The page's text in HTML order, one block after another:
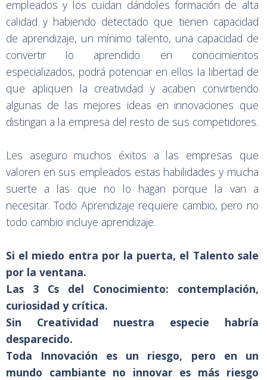
empleados y los cuidan dándoles formación de alta
calidad y habiendo detectado que tienen capacidad
de aprendizaje, un mínimo talento, una capacidad de
convertir lo aprendido en conocimientos
especializados, podrá potenciar en ellos la libertad de
que apliquen la creatividad y acaben convirtiendo
algunas de las mejores ideas en innovaciones que
distingan a la empresa del resto de sus competidores.
Les aseguro muchos éxitos a las empresas que
valoren en sus empleados estas habilidades y mucha
suerte a las que no lo hagan porque la van a
necesitar. Todo Aprendizaje requiere cambio, pero no
todo cambio incluye aprendizaje.
Si el miedo entra por la puerta, el Talento sale
por la ventana.
Las 3 Cs del Conocimiento: contemplación,
curiosidad y crítica.
Sin Creatividad nuestra especie habría
desparecido.
Toda Innovación es un riesgo, pero en un
mundo cambiante no innovar es más riesgo